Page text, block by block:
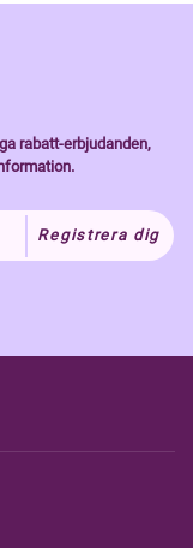
rabatt-erbjudanden,
Registrera dig